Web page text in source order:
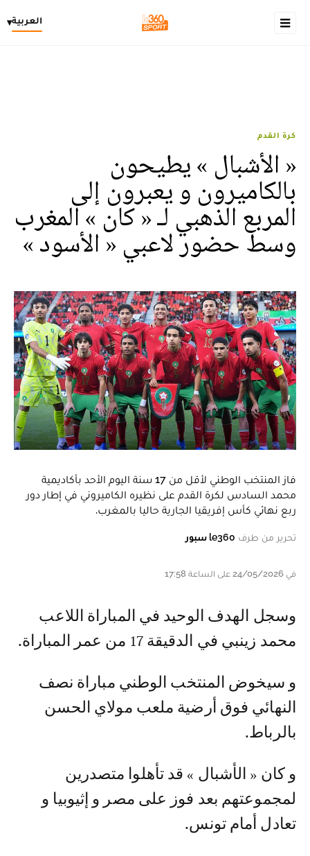
العربية▾
كرة القدم
« الأشبال » يطيحون
بالكاميرون و يعبرون إلى
المربع الذهبي لـ « كان » المغرب
وسط حضور لاعبي « الأسود »
فاز المنتخب الوطني لأقل من 17 سنة اليوم الأحد بأكاديمية
محمد السادس لكرة القدم على نظيره الكاميروني في إطار دور
ربع نهائي كأس إفريقيا الجارية حاليا بالمغرب.
تحرير من طرف le360 سبور
في 24/05/2026 على الساعة 17:58
و سجل الهدف الوحيد في المباراة اللاعب
محمد زينبي في الدقيقة 17 من عمر المباراة.
و سيخوض المنتخب الوطني مباراة نصف
النهائي فوق أرضية ملعب مولاي الحسن
بالرباط.
و كان « الأشبال » قد تأهلوا متصدرين
لمجموعتهم بعد فوز على مصر و إثيوبيا و
تعادل أمام تونس.